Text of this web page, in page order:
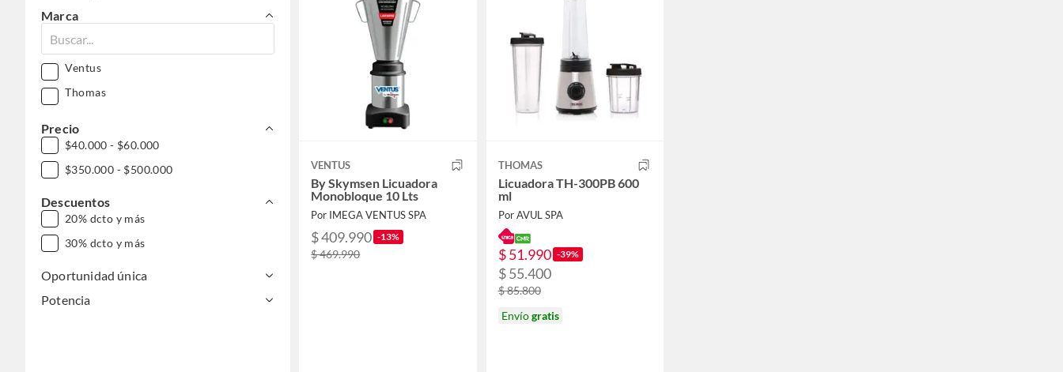
Marca
Ventus
Thomas
Precio
$40.000 - $60.000
$350.000 - $500.000
Descuentos
20% dcto y más
30% dcto y más
Oportunidad única
Potencia
VENTUS
By Skymsen Licuadora
Monobloque 10 Lts
Por IMEGA VENTUS SPA
$ 409.990 -13%
$ 469.990
THOMAS
Licuadora TH-300PB 600
ml
Por AVUL SPA
$ 51.990 -39%
$ 55.400
$ 85.800
Envíogratis